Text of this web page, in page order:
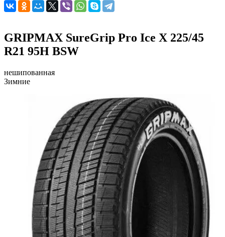
GRIPMAX SureGrip Pro Ice X 225/45
R21 95H BSW
нешипованная
Зимние